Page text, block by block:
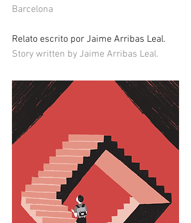
Barcelona
Relato escrito por Jaime Arribas Leal.
Story written by Jaime Arribas Leal.